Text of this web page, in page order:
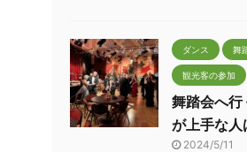
ダンス 舞
観光客の参加
舞踏会へ行
が上手な人
2024/5/11